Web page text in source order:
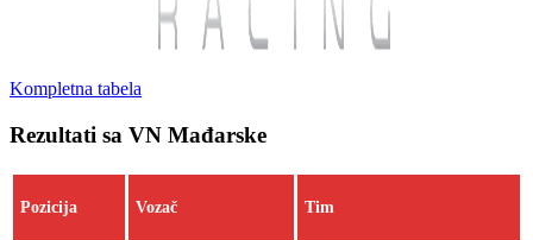
Kompletna tabela
Rezultati sa VN Mađarske
Pozicija Vozač Tim